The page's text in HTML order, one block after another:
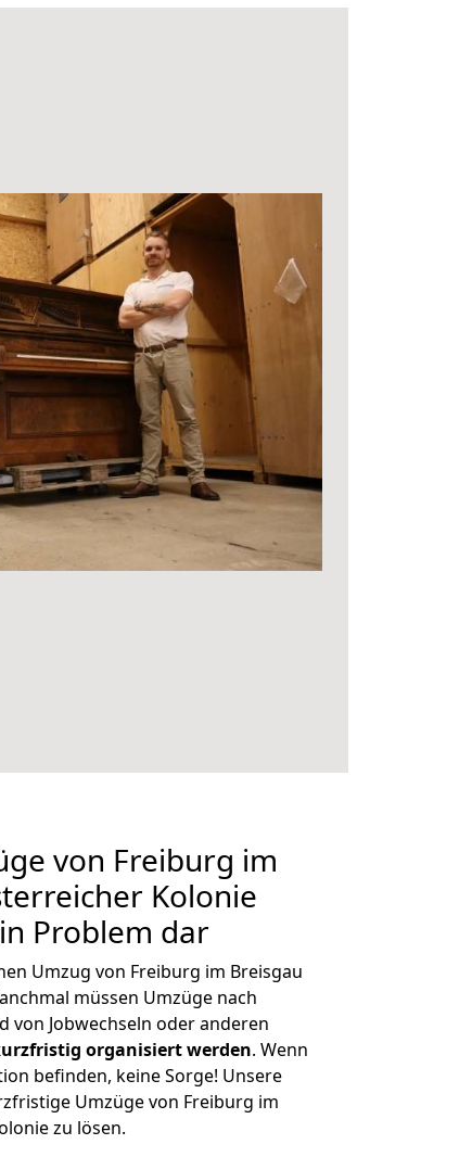
von Freiburg im
Kolonie
Problem dar
Umzug von Freiburg im Breisgau
müssen Umzüge nach
Jobwechseln oder anderen
organisiert werden. Wenn
befinden, keine Sorge! Unsere
Umzüge von Freiburg im
zu lösen.